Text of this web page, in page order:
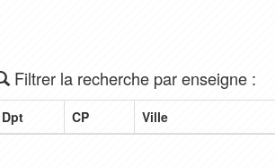
Filtrer la recherche par enseigne :
Dpt CP Ville